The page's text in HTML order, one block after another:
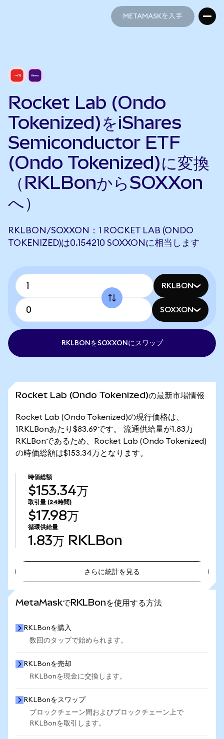
METAMASKを入手
Rocket Lab (Ondo
Tokenized)をiShares
Semiconductor ETF
(Ondo Tokenized)に変換
（RKLBonからSOXXon
へ）
RKLBON/SOXXON：1 ROCKET LAB (ONDO
TOKENIZED)は0.154210 SOXXONに相当します
RKLBON
SOXXON
RKLBONをSOXXONにスワップ
Rocket Lab (Ondo Tokenized)の最新市場情報
Rocket Lab (Ondo Tokenized)の現行価格は、
1RKLBonあたり$83.69です。 流通供給量が1.83万
RKLBonであるため、Rocket Lab (Ondo Tokenized)
の時価総額は$153.34万となります。
時価総額
$153.34万
取引量 (24時間)
$17.98万
循環供給量
1.83万 RKLBon
さらに統計を見る
MetaMaskでRKLBonを使用する方法
RKLBonを購入
数回のタップで始められます。
RKLBonを売却
RKLBonを現金に交換します。
RKLBonをスワップ
ブロックチェーン間およびブロックチェーン上で
RKLBonを取引します。